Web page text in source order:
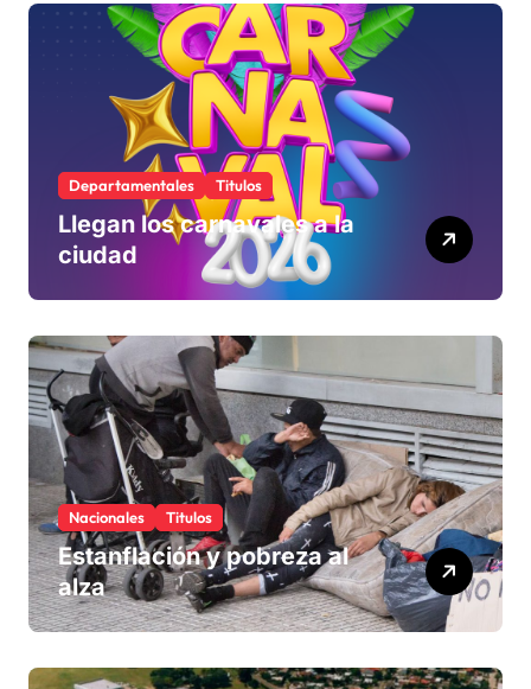
rechaza
Departamentales Titulos
Llegan los carnavales a la
ciudad
Nacionales Titulos
Estanflación y pobreza al
alza